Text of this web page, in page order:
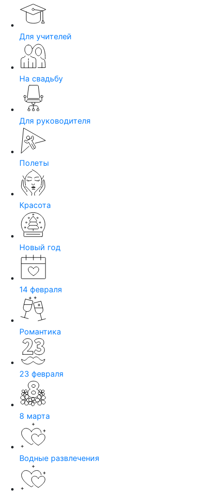
Для учителей
На свадьбу
Для руководителя
Полеты
Красота
Новый год
14 февраля
Романтика
23 февраля
8 марта
Водные развлечения